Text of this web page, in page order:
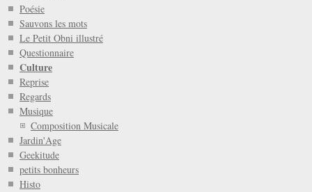
Poésie
Sauvons les mots
Le Petit Obni illustré
Questionnaire
Culture
Reprise
Regards
Musique
Composition Musicale
Jardin'Age
Geekitude
petits bonheurs
Histo